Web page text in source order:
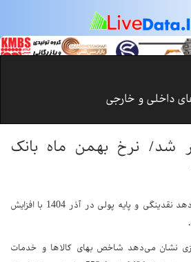
داخلی و خارجی
شد/ نرخ بهمن ماه بانک
آخرین گزارش پولی نشان می‌دهد نقدینگی و پایه پولی در آذر 1404 با افزایش
نشان می‌دهد شاخص بهای کالاها و خدمات